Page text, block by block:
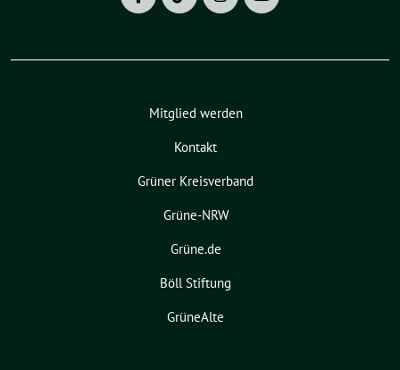
Mitglied werden
Kontakt
Grüner Kreisverband
Grüne-NRW
Grüne.de
Böll Stiftung
GrüneAlte